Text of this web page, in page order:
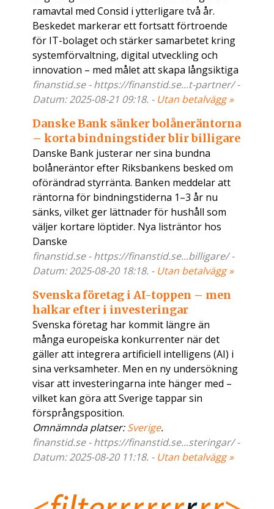
ramavtal med Consid i ytterligare två år.
Beskedet markerar ett fortsatt förtroende
för IT-bolaget och stärker samarbetet kring
systemförvaltning, digital utveckling och
innovation – med målet att skapa långsiktiga
finanstid.se - https://finanstid.se...t-partner/ -
Datum: 2025-08-21 09:18. - Utan betalvägg »
Danske Bank sänker bolåneräntorna
– korta bindningstider blir billigare
Danske Bank justerar ner sina bundna
bolåneräntor efter Riksbankens besked om
oförändrad styrränta. Banken meddelar att
räntorna för bindningstiderna 1–3 år nu
sänks, vilket ger lättnader för hushåll som
väljer kortare löptider. Nya listräntor hos
Danske
finanstid.se - https://finanstid.se...billigare/ -
Datum: 2025-08-20 18:18. - Utan betalvägg »
Svenska företag i AI-toppen – men
halkar efter i investeringar
Svenska företag har kommit längre än
många europeiska konkurrenter när det
gäller att integrera artificiell intelligens (AI) i
sina verksamheter. Men en ny undersökning
visar att investeringarna inte hänger med –
vilket kan göra att Sverige tappar sin
försprångsposition.
Omnämnda platser:Sverige.
finanstid.se - https://finanstid.se...steringar/ -
Datum: 2025-08-20 11:18. - Utan betalvägg »